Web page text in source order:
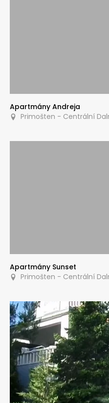
Apartmány Andreja
Primošten - Centrální
Apartmány Sunset
Primošten - Centrální